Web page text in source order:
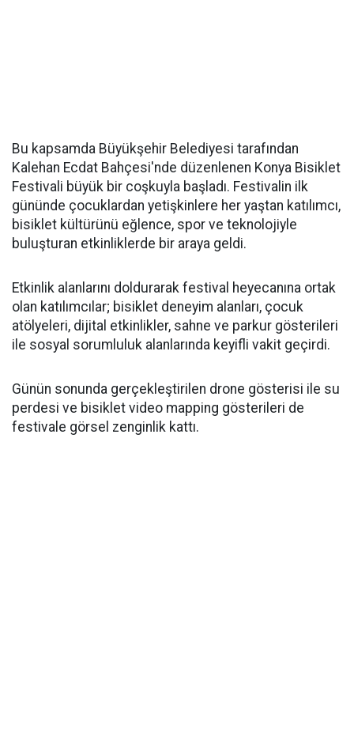
Bu kapsamda Büyükşehir Belediyesi tarafından
Kalehan Ecdat Bahçesi'nde düzenlenen Konya Bisiklet
Festivali büyük bir coşkuyla başladı. Festivalin ilk
gününde çocuklardan yetişkinlere her yaştan katılımcı,
bisiklet kültürünü eğlence, spor ve teknolojiyle
buluşturan etkinliklerde bir araya geldi.
Etkinlik alanlarını doldurarak festival heyecanına ortak
olan katılımcılar; bisiklet deneyim alanları, çocuk
atölyeleri, dijital etkinlikler, sahne ve parkur gösterileri
ile sosyal sorumluluk alanlarında keyifli vakit geçirdi.
Günün sonunda gerçekleştirilen drone gösterisi ile su
perdesi ve bisiklet video mapping gösterileri de
festivale görsel zenginlik kattı.